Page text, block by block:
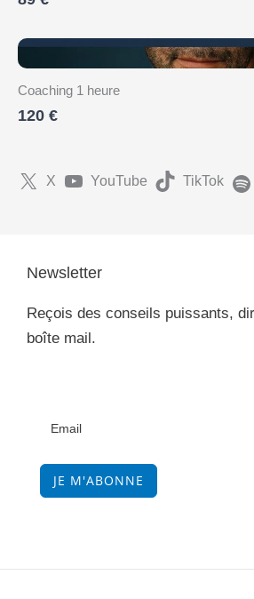
Coaching 1 heure
120 €
X YouTube TikTok
Newsletter
Reçois des conseils puissants,
boîte mail.
JE M'ABONNE